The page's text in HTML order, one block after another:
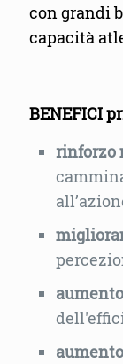
con grandi
capacità
BENEFICI
rinforzo